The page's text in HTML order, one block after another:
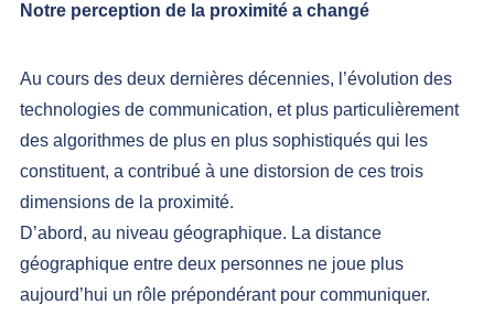
Notre perception de la proximité a changé
Au cours des deux dernières décennies, l’évolution des
technologies de communication, et plus particulièrement
des algorithmes de plus en plus sophistiqués qui les
constituent, a contribué à une distorsion de ces trois
dimensions de la proximité.
D’abord, au niveau géographique. La distance
géographique entre deux personnes ne joue plus
aujourd’hui un rôle prépondérant pour communiquer.